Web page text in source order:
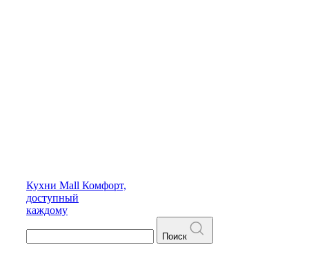
Кухни Mall Комфорт,
доступный
каждому
Поиск